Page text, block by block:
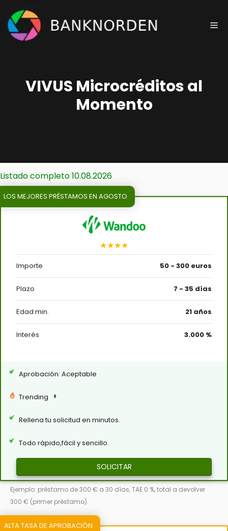
Saltar
contenido
VIVUS Microcréditos al
Momento
Listado completo 10.08.2026
LOS MEJORES PRÉSTAMOS EN AGOSTO
★★★★
Importe 50 - 300 euros
Plazo 7 - 35 días
Edad min. 21 años
Interés 3.000 %
Aprobación: Aceptable
Trending
Rellena tu solicitud en minutos.
Todo rápido,fácil y sencillo.
SOLICITAR
Ejemplo: préstamo de 300 € a 30 días, TAE 0 %, total a devolver
300 € (primer préstamo).
ALTA TASA DE APROBACIÓN